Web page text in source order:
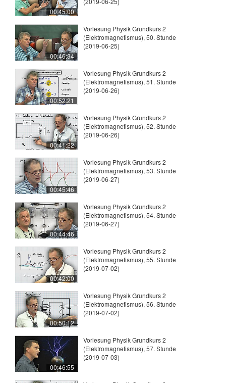
00:45:00
00:46:34
Vorlesung Physik Grundkurs 2
(Elektromagnetismus), 50. Stunde
(2019-06-25)
00:52:21
Vorlesung Physik Grundkurs 2
(Elektromagnetismus), 51. Stunde
(2019-06-26)
00:41:22
Vorlesung Physik Grundkurs 2
(Elektromagnetismus), 52. Stunde
(2019-06-26)
00:45:46
Vorlesung Physik Grundkurs 2
(Elektromagnetismus), 53. Stunde
(2019-06-27)
00:44:46
Vorlesung Physik Grundkurs 2
(Elektromagnetismus), 54. Stunde
(2019-06-27)
00:42:00
Vorlesung Physik Grundkurs 2
(Elektromagnetismus), 55. Stunde
(2019-07-02)
00:50:12
Vorlesung Physik Grundkurs 2
(Elektromagnetismus), 56. Stunde
(2019-07-02)
00:46:55
Vorlesung Physik Grundkurs 2
(Elektromagnetismus), 57. Stunde
(2019-07-03)